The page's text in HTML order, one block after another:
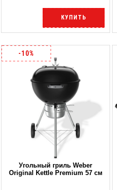
КУПИТЬ
-10%
Угольный гриль Weber
Original Kettle Premium 57 см